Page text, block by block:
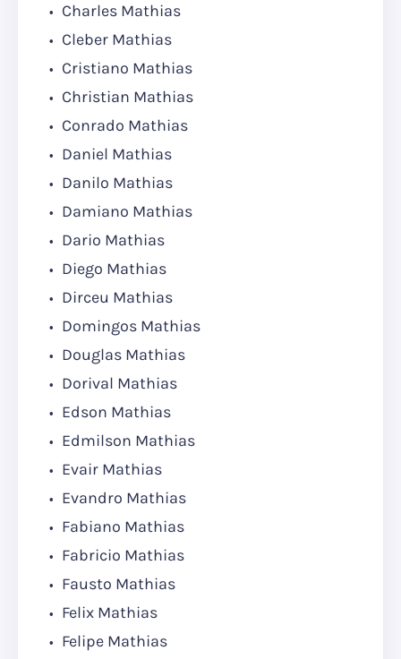
Charles Mathias
Cleber Mathias
Cristiano Mathias
Christian Mathias
Conrado Mathias
Daniel Mathias
Danilo Mathias
Damiano Mathias
Dario Mathias
Diego Mathias
Dirceu Mathias
Domingos Mathias
Douglas Mathias
Dorival Mathias
Edson Mathias
Edmilson Mathias
Evair Mathias
Evandro Mathias
Fabiano Mathias
Fabricio Mathias
Fausto Mathias
Felix Mathias
Felipe Mathias